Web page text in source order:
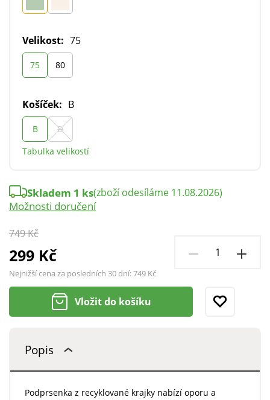
Velikost: 75
75 80
Košíček: B
B
D
Tabulka velikostí
749 Kč
299 Kč
Nejnižší cena za posledních 30 dní:749 Kč
Skladem 1 ks(zboží odesíláme 11.08.2026)
Možnosti doručení
Vložit do košíku
Popis
Podprsenka z recyklované krajky nabízí oporu a